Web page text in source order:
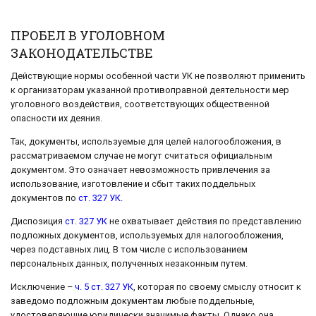
ПРОБЕЛ В УГОЛОВНОМ
ЗАКОНОДАТЕЛЬСТВЕ
Действующие нормы особенной части УК не позволяют применить
к организаторам указанной противоправной деятельности мер
уголовного воздействия, соответствующих общественной
опасности их деяния.
Так, документы, используемые для целей налогообложения, в
рассматриваемом случае не могут считаться официальным
документом. Это означает невозможность привлечения за
использование, изготовление и сбыт таких поддельных
документов по ст. 327 УК.
Диспозиция ст. 327 УК не охватывает действия по представлению
подложных документов, используемых для налогообложения,
через подставных лиц. В том числе с использованием
персональных данных, полученных незаконным путем.
Исключение – ч. 5 ст. 327 УК , которая по своему смыслу относит к
заведомо подложным документам любые поддельные,